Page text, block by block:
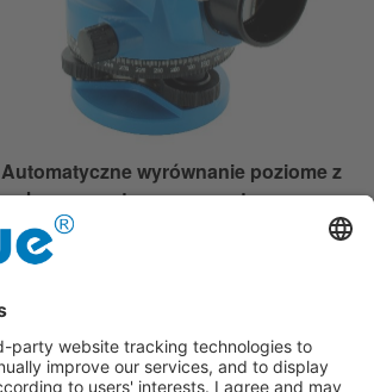
Automatyczne wyrównanie poziome z
kompensatorem magnetycznym